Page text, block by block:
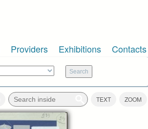
Providers Exhibitions Contacts
TEXT ZOOM